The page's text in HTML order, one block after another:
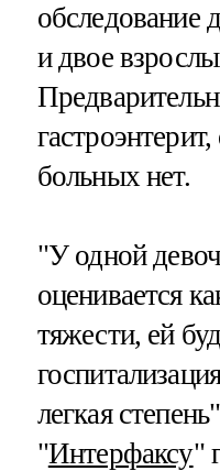
обследование
и двое
больных нет.
"У одной
оценивается
тяжести, ей
легкая
"Интерфаксу"